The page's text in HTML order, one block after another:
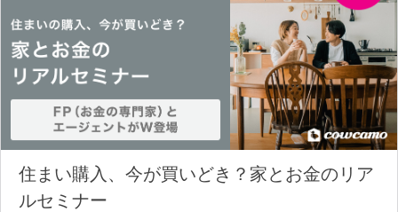
住まい購入、今が買いどき？家とお金のリア
ルセミナー